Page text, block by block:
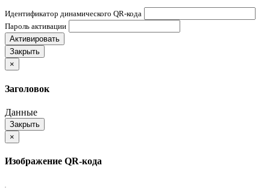
Идентификатор динамического QR-кода
Пароль активации
Активировать
Закрыть
×
Заголовок
Данные
Закрыть
×
Изображение QR-кода